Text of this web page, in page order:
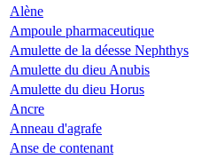
Alène
Ampoule pharmaceutique
Amulette de la déesse Nephthys
Amulette du dieu Anubis
Amulette du dieu Horus
Ancre
Anneau d'agrafe
Anse de contenant